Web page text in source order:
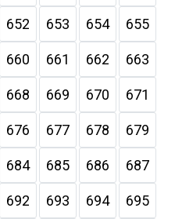
652 653 654 655
660 661 662 663
668 669 670 671
676 677 678 679
684 685 686 687
692 693 694 695